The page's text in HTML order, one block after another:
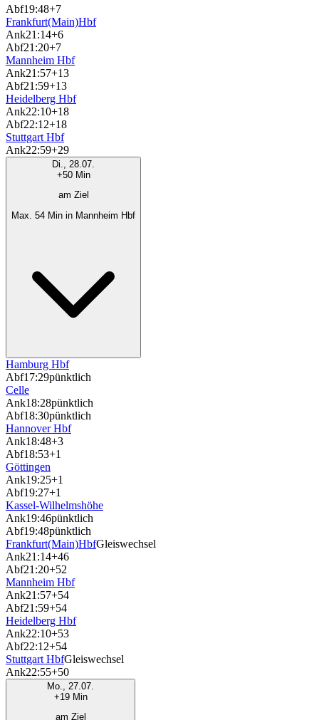
Abf19:48+7
Frankfurt(Main)Hbf
Ank21:14+6
Abf21:20+7
Mannheim Hbf
Ank21:57+13
Abf21:59+13
Heidelberg Hbf
Ank22:10+18
Abf22:12+18
Stuttgart Hbf
Ank22:59+29
Di., 28.07.
+50 Min
am Ziel
Max. 54 Min in Mannheim Hbf
Hamburg Hbf
Abf17:29pünktlich
Celle
Ank18:28pünktlich
Abf18:30pünktlich
Hannover Hbf
Ank18:48+3
Abf18:53+1
Göttingen
Ank19:25+1
Abf19:27+1
Kassel-Wilhelmshöhe
Ank19:46pünktlich
Abf19:48pünktlich
Frankfurt(Main)HbfGleiswechsel
Ank21:14+46
Abf21:20+52
Mannheim Hbf
Ank21:57+54
Abf21:59+54
Heidelberg Hbf
Ank22:10+53
Abf22:12+54
Stuttgart HbfGleiswechsel
Ank22:55+50
Mo., 27.07.
+19 Min
am Ziel